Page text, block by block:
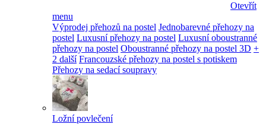
Otevřít
menu
Výprodej přehozů na postel Jednobarevné přehozy na
postel Luxusní přehozy na postel Luxusní oboustranné
přehozy na postel Oboustranné přehozy na postel 3D +
2 další Francouzské přehozy na postel s potiskem
Přehozy na sedací soupravy
Ložní povlečení